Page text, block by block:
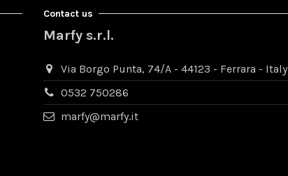
Contact us
Marfy s.r.l.
Via Borgo Punta, 74/A - 44123 - Ferrara - Italy
0532 750286
marfy@marfy.it